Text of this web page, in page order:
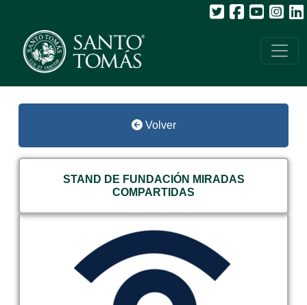
Volver
STAND DE FUNDACIÓN MIRADAS
COMPARTIDAS